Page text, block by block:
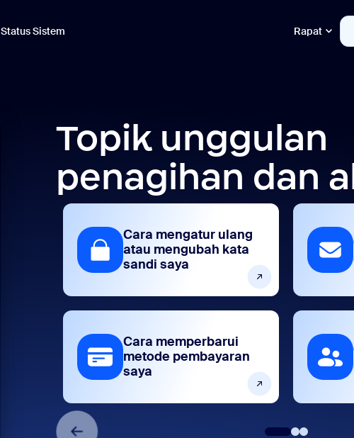
Status Sistem Rapat
Topik unggulan
penagihan dan
Cara mengatur ulang
atau mengubah kata
sandi saya
Cara memperbarui
metode pembayaran
saya